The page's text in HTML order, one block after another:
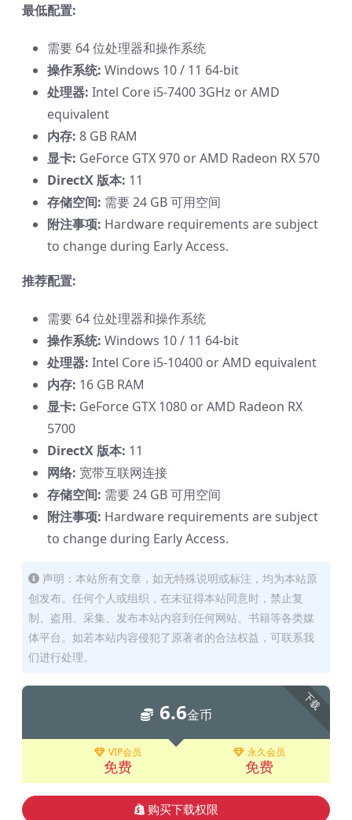
最低配置:
需要 64 位处理器和操作系统
操作系统: Windows 10 / 11 64-bit
处理器: Intel Core i5-7400 3GHz or AMD
equivalent
内存: 8 GB RAM
显卡: GeForce GTX 970 or AMD Radeon RX 570
DirectX 版本: 11
存储空间: 需要 24 GB 可用空间
附注事项: Hardware requirements are subject
to change during Early Access.
推荐配置:
需要 64 位处理器和操作系统
操作系统: Windows 10 / 11 64-bit
处理器: Intel Core i5-10400 or AMD equivalent
内存: 16 GB RAM
显卡: GeForce GTX 1080 or AMD Radeon RX
5700
DirectX 版本: 11
网络: 宽带互联网连接
存储空间: 需要 24 GB 可用空间
附注事项: Hardware requirements are subject
to change during Early Access.
声明：本站所有文章，如无特殊说明或标注，均为本站原
创发布。任何个人或组织，在未征得本站同意时，禁止复
制、盗用、采集、发布本站内容到任何网站、书籍等各类媒
体平台。如若本站内容侵犯了原著者的合法权益，可联系我
们进行处理。
下载
6.6金币
VIP会员
免费
永久会员
免费
购买下载权限